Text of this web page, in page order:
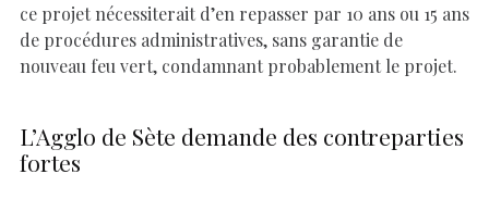
ce projet nécessiterait d’en repasser par 10 ans ou 15 ans
de procédures administratives, sans garantie de
nouveau feu vert, condamnant probablement le projet.
L’Agglo de Sète demande des contreparties
fortes